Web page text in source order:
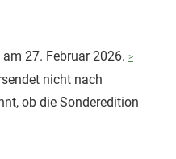
27. Februar 2026.
nicht nach
ob die Sonderedition